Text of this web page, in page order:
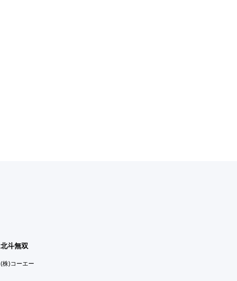
北斗無双
(株)コーエー